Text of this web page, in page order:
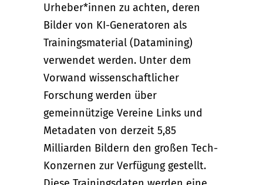
Urheber*innen zu achten, deren
Bilder von KI-Generatoren als
Trainingsmaterial (Datamining)
verwendet werden. Unter dem
Vorwand wissenschaftlicher
Forschung werden über
gemeinnützige Vereine Links und
Metadaten von derzeit 5,85
Milliarden Bildern den großen Tech-
Konzernen zur Verfügung gestellt.